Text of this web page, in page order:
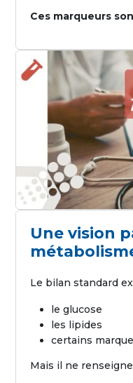
Ces marqueurs
Une vision
Le bilan standard
le glucose
les lipides
certains
Mais il ne